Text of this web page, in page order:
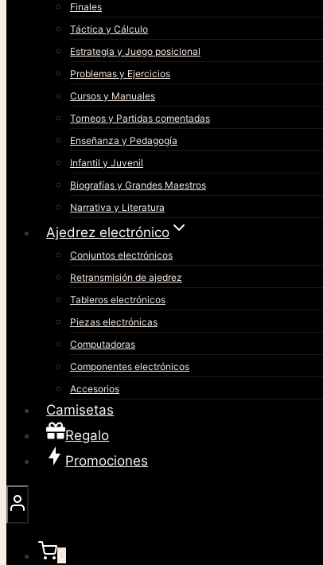
Finales
Táctica y Cálculo
Estrategia y Juego posicional
Problemas y Ejercicios
Cursos y Manuales
Torneos y Partidas comentadas
Enseñanza y Pedagogía
Infantil y Juvenil
Biografías y Grandes Maestros
Narrativa y Literatura
Ajedrez electrónico
Conjuntos electrónicos
Retransmisión de ajedrez
Tableros electrónicos
Piezas electrónicas
Computadoras
Componentes electrónicos
Accesorios
Camisetas
Regalo
Promociones
0